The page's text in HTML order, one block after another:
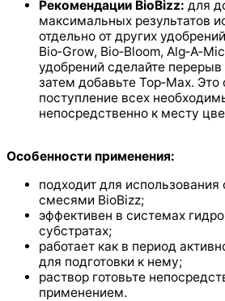
Рекомендации BioBizz: для
максимальных результатов
отдельно от других
Bio‑Grow, Bio‑Bloom,
удобрений сделайте перерыв
затем добавьте Top‑Max. Это
поступление всех
непосредственно к месту
Особенности применения:
подходит для
смесями BioBizz;
эффективен в системах
субстратах;
работает как в период
для подготовки к нему;
раствор готовьте
применением.